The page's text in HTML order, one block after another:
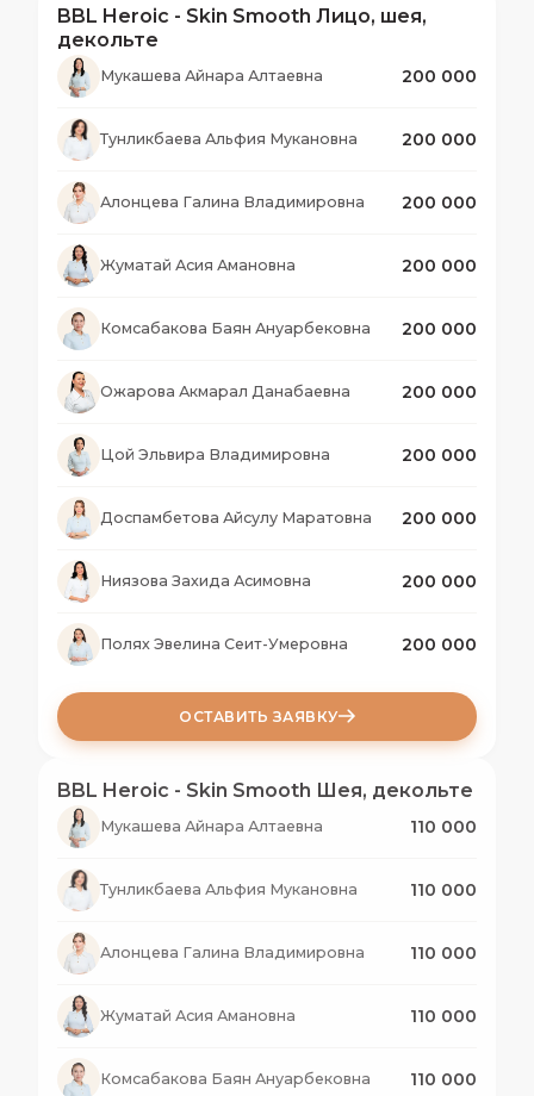
BBL Heroic - Skin Smooth Лицо, шея,
декольте
Мукашева Айнара Алтаевна 200 000
Тунликбаева Альфия Мукановна 200 000
Алонцева Галина Владимировна 200 000
Жуматай Асия Амановна 200 000
Комсабакова Баян Ануарбековна 200 000
Ожарова Акмарал Данабаевна 200 000
Цой Эльвира Владимировна 200 000
Доспамбетова Айсулу Маратовна 200 000
Ниязова Захида Асимовна 200 000
Полях Эвелина Сеит-Умеровна 200 000
ОСТАВИТЬ ЗАЯВКУ
BBL Heroic - Skin Smooth Шея, декольте
Мукашева Айнара Алтаевна 110 000
Тунликбаева Альфия Мукановна 110 000
Алонцева Галина Владимировна 110 000
Жуматай Асия Амановна 110 000
Комсабакова Баян Ануарбековна 110 000